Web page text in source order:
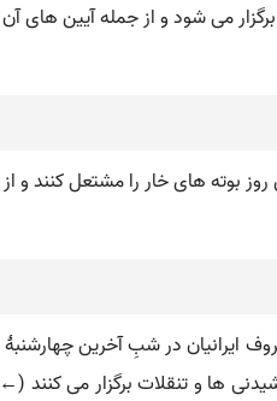
می شود و از جمله آیین های
های خار را مشتعل کنند و
در شبِ آخرین
ها و تنقلات برگزار می کنند